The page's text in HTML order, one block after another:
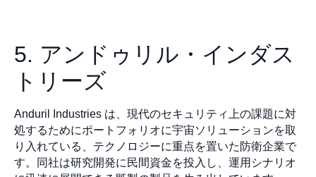
5. アンドゥリル・インダス
トリーズ
Anduril Industries は、現代のセキュリティ上の課題に対
処するためにポートフォリオに宇宙ソリューションを取
り入れている、テクノロジーに重点を置いた防衛企業で
す。同社は研究開発に民間資金を投入し、運用シナリオ